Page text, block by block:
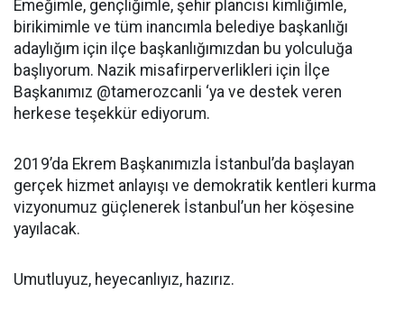
Emeğimle, gençliğimle, şehir plancısı kimliğimle,
birikimimle ve tüm inancımla belediye başkanlığı
adaylığım için ilçe başkanlığımızdan bu yolculuğa
başlıyorum. Nazik misafirperverlikleri için İlçe
Başkanımız @tamerozcanli ‘ya ve destek veren
herkese teşekkür ediyorum.
2019’da Ekrem Başkanımızla İstanbul’da başlayan
gerçek hizmet anlayışı ve demokratik kentleri kurma
vizyonumuz güçlenerek İstanbul’un her köşesine
yayılacak.
Umutluyuz, heyecanlıyız, hazırız.